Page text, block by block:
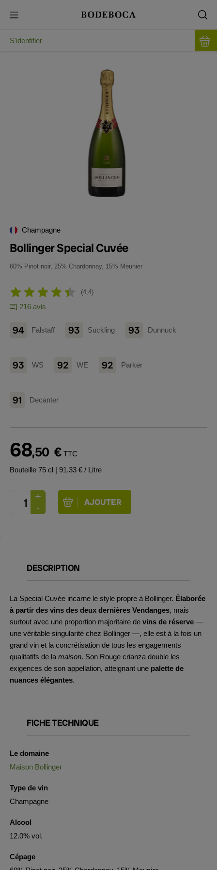
S'identifier
Champagne
Bollinger Special Cuvée
60% Pinot noir, 25% Chardonnay, 15% Meunier
4,4
216 avis
94 Falstaff 93 Suckling 93 Dunnuck
93 WS 92 WE 92 Parker
91 Decanter
68,50 € TTC
Bouteille 75 cl | 91,33 € / Litre
DESCRIPTION
La Special Cuvée incarne le style propre à Bollinger. Élaborée
à partir des vins des deux dernières Vendanges, mais
surtout avec une proportion majoritaire de vins de réserve —
une véritable singularité chez Bollinger —, elle est à la fois un
grand vin et la concrétisation de tous les engagements
qualitatifs de la maison. Son Rouge crianza double les
exigences de son appellation, atteignant une palette de
nuances élégantes.
FICHE TECHNIQUE
Le domaine
Maison Bollinger
Type de vin
Champagne
Alcool
12.0% vol.
Cépage